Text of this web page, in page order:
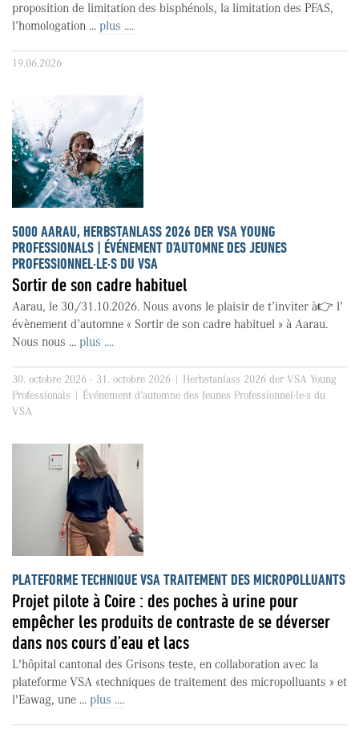
proposition de limitation des bisphénols, la limitation des PFAS,
l’homologation ... plus ....
19.06.2026
5000 AARAU, HERBSTANLASS 2026 DER VSA YOUNG
PROFESSIONALS | ÉVÉNEMENT D’AUTOMNE DES JEUNES
PROFESSIONNEL·LE·S DU VSA
Sortir de son cadre habituel
Aarau, le 30./31.10.2026. Nous avons le plaisir de t’inviter à👉 l’
évènement d’automne « Sortir de son cadre habituel » à Aarau.
Nous nous ... plus ....
30. octobre 2026 - 31. octobre 2026 | Herbstanlass 2026 der VSA Young
Professionals | Événement d’automne des Jeunes Professionnel·le·s du
VSA
PLATEFORME TECHNIQUE VSA TRAITEMENT DES MICROPOLLUANTS
Projet pilote à Coire : des poches à urine pour
empêcher les produits de contraste de se déverser
dans nos cours d’eau et lacs
L'hôpital cantonal des Grisons teste, en collaboration avec la
plateforme VSA «techniques de traitement des micropolluants » et
l'Eawag, une ... plus ....